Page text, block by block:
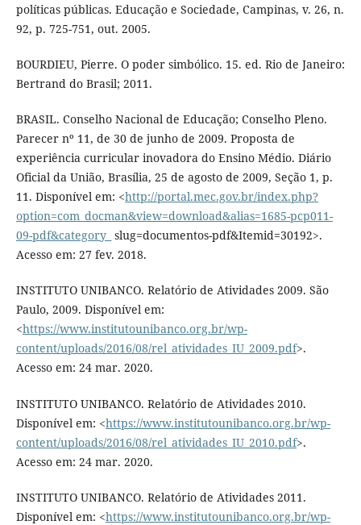
políticas públicas. Educação e Sociedade, Campinas, v. 26, n.
92, p. 725-751, out. 2005.
BOURDIEU, Pierre. O poder simbólico. 15. ed. Rio de Janeiro:
Bertrand do Brasil; 2011.
BRASIL. Conselho Nacional de Educação; Conselho Pleno.
Parecer nº 11, de 30 de junho de 2009. Proposta de
experiência curricular inovadora do Ensino Médio. Diário
Oficial da União, Brasília, 25 de agosto de 2009, Seção 1, p.
11. Disponível em: <http://portal.mec.gov.br/index.php?
option=com_docman&view=download&alias=1685-pcp011-
09-pdf&category_ slug=documentos-pdf&Itemid=30192>.
Acesso em: 27 fev. 2018.
INSTITUTO UNIBANCO. Relatório de Atividades 2009. São
Paulo, 2009. Disponível em:
<https://www.institutounibanco.org.br/wp-
content/uploads/2016/08/rel_atividades_IU_2009.pdf>.
Acesso em: 24 mar. 2020.
INSTITUTO UNIBANCO. Relatório de Atividades 2010.
Disponível em: <https://www.institutounibanco.org.br/wp-
content/uploads/2016/08/rel_atividades_IU_2010.pdf>.
Acesso em: 24 mar. 2020.
INSTITUTO UNIBANCO. Relatório de Atividades 2011.
Disponível em: <https://www.institutounibanco.org.br/wp-